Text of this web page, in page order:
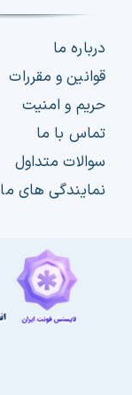
درباره ما
قوانین و مقررات
حریم و امنیت
تماس با ما
سوالات متداول
نمایندگی های ما